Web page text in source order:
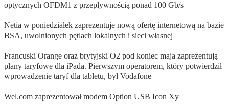
optycznych OFDM1 z przepływnością ponad 100 Gb/s
Netia w poniedziałek zaprezentuje nową ofertę internetową na bazie
BSA, uwolnionych pętlach lokalnych i sieci własnej
Francuski Orange oraz brytyjski O2 pod koniec maja zaprezentują
plany taryfowe dla iPada. Pierwszym operatorem, który potwierdził
wprowadzenie taryf dla tabletu, był Vodafone
Wel.com zaprezentował modem Option USB Icon Xy